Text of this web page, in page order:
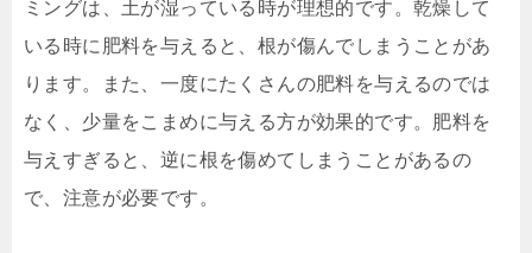
ミングは、土が湿っている時が理想的です。乾燥して
いる時に肥料を与えると、根が傷んでしまうことがあ
ります。また、一度にたくさんの肥料を与えるのでは
なく、少量をこまめに与える方が効果的です。肥料を
与えすぎると、逆に根を傷めてしまうことがあるの
で、注意が必要です。